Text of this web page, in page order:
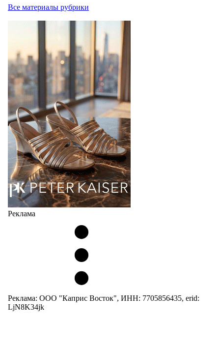
Все материалы рубрики
Реклама
Реклама: ООО "Каприс Восток", ИНН: 7705856435, erid:
LjN8K34jk